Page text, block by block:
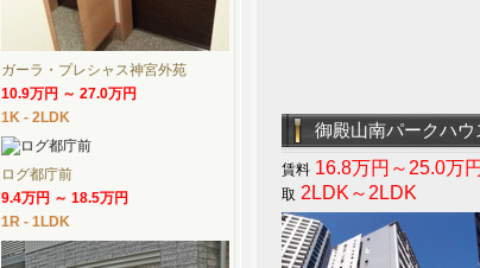
御殿山南パークハウ
16.8万円～25.0万円
2LDK～2LDK
ガーラ・プレシャス神宮外苑
10.9万円 ～ 27.0万円
1K - 2LDK
ログ都庁前
9.4万円 ～ 18.5万円
1R - 1LDK